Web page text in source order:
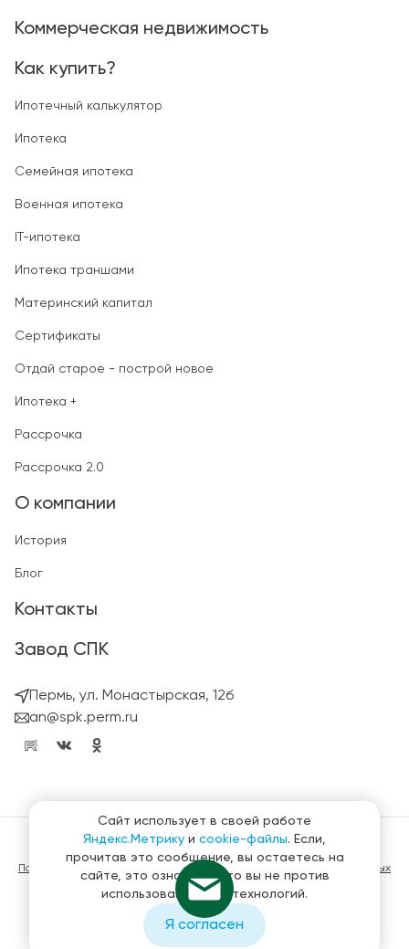
Коммерческая недвижимость
Как купить?
Ипотечный калькулятор
Ипотека
Семейная ипотека
Военная ипотека
IT-ипотека
Ипотека траншами
Материнский капитал
Сертификаты
Отдай старое - построй новое
Ипотека +
Рассрочка
Рассрочка 2.0
О компании
История
Блог
Контакты
Завод СПК
Пермь, ул. Монастырская, 12б
an@spk.perm.ru
© ГК СтройПанельКомплект 2023 – 2026
Политика конфиденциальности в отношении обработки персональных
данных
Материалы, представленные на сайте не являются публичной
офертой
Создание и продвижение сайтов
Сайт использует в своей работе
Яндекс.Метрику и cookie-файлы. Если,
прочитав это сообщение, вы остаетесь на
сайте, это означает, что вы не против
использования этих технологий.
Я согласен